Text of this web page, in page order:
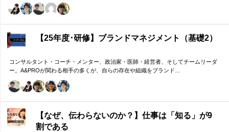
を、実例を交えて深く学びます。 単なる知識の習得にとどまらず、現場で直面する
【25年度･研修】ブランドマネジメント（基礎2）
コンサルタント・コーチ・メンター、政治家・医師・経営者、そしてチームリーダ
ー。A&PROが関わる相手の多くが、自らの存在や組織をブランド…
【なぜ、伝わらないのか？】仕事は「知る」が9
割である